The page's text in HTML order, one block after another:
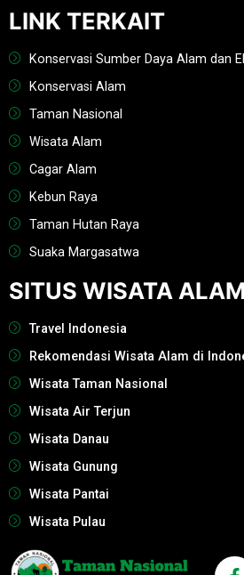
LINK TERKAIT
Konservasi Sumber Daya Alam dan
Konservasi Alam
Taman Nasional
Wisata Alam
Cagar Alam
Kebun Raya
Taman Hutan Raya
Suaka Margasatwa
SITUS WISATA ALAM
Travel Indonesia
Rekomendasi Wisata Alam di
Wisata Taman Nasional
Wisata Air Terjun
Wisata Danau
Wisata Gunung
Wisata Pantai
Wisata Pulau